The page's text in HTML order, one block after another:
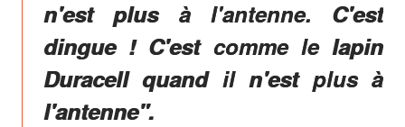
n'est plus à l'antenne. C'est
dingue ! C'est comme le lapin
Duracell quand il n'est plus à
l'antenne".